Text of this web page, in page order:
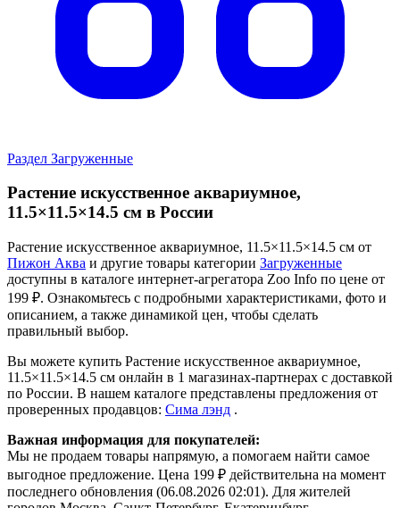
Раздел Загруженные
Растение искусственное аквариумное,
11.5×11.5×14.5 см в России
Растение искусственное аквариумное, 11.5×11.5×14.5 см от
Пижон Аква и другие товары категории Загруженные
доступны в каталоге интернет-агрегатора Zoo Info по цене от
199 ₽. Ознакомьтесь с подробными характеристиками, фото и
описанием, а также динамикой цен, чтобы сделать
правильный выбор.
Вы можете купить Растение искусственное аквариумное,
11.5×11.5×14.5 см онлайн в 1 магазинах-партнерах с доставкой
по России. В нашем каталоге представлены предложения от
проверенных продавцов: Сима лэнд .
Важная информация для покупателей:
Мы не продаем товары напрямую, а помогаем найти самое
выгодное предложение. Цена 199 ₽ действительна на момент
последнего обновления (06.08.2026 02:01). Для жителей